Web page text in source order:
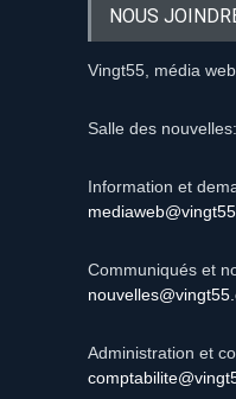
NOUS
Vingt55, média web
Salle des nouvelles:
Information et
Communiqués et
Administration et